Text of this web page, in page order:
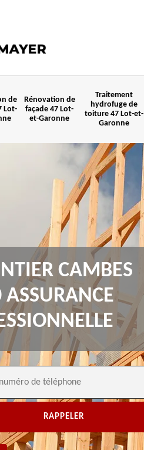
de
Lot-
Rénovation de
façade 47 Lot-
et-Garonne
Traitement
hydrofuge de
toiture 47 Lot-et-
Garonne
CAMBES